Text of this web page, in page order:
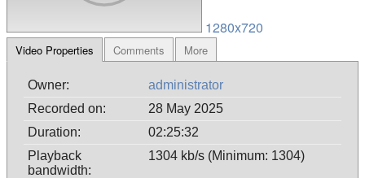
1280x720
Video Properties Comments More
Owner:
administrator
Recorded on:
28 May 2025
Duration:
02:25:32
Playback
bandwidth:
1304 kb/s (Minimum: 1304)